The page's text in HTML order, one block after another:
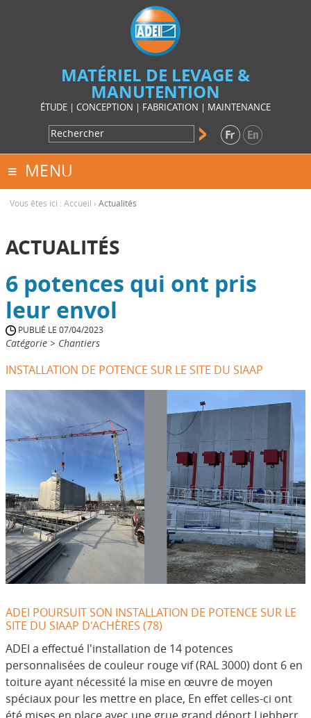
MATÉRIEL DE LEVAGE &
MANUTENTION
ÉTUDE | CONCEPTION | FABRICATION | MAINTENANCE
MENU
Vous êtes ici : Accueil › Actualités
ACTUALITÉS
6 potences qui ont pris
leur envol
PUBLIÉ LE 07/04/2023
Catégorie > Chantiers
INSTALLATION DE POTENCE SUR LE SITE DU SIAAP
ADEI POURSUIT SON INSTALLATION DE POTENCE SUR LE
SITE DU SIAAP D'ACHÈRES (78)
ADEI a effectué l'installation de 14 potences
personnalisées de couleur rouge vif (RAL 3000) dont 6 en
toiture ayant nécessité la mise en œuvre de moyen
spéciaux pour les mettre en place, En effet celles-ci ont